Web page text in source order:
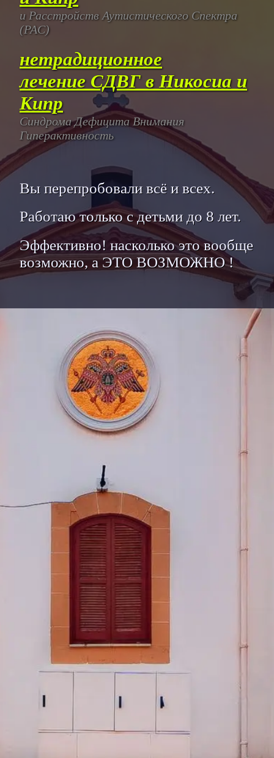
и Расстройств Аутистического Спектра
(РАС)
нетрадиционное
лечение СДВГ в Никосиа и
Кипр
Синдрома Дефицита Внимания
Гиперактивность
Вы перепробовали всё и всех.
Работаю только с детьми до 8 лет.
Эффективно! насколько это вообще
возможно, а ЭТО ВОЗМОЖНО !